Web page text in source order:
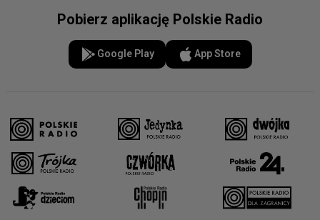
Pobierz aplikację Polskie Radio
Google Play App Store